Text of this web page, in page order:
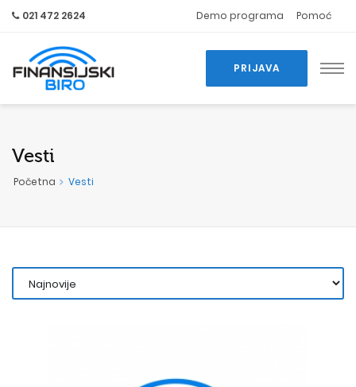
021 472 2624 Demo programa Pomoć
PRIJAVA
Vesti
Početna Vesti